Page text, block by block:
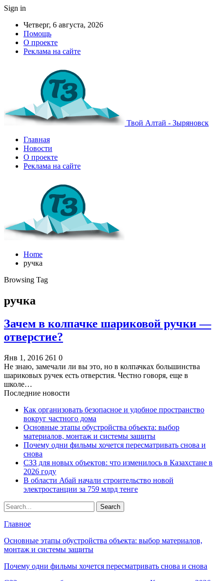
Sign in
Четверг, 6 августа, 2026
Помощь
О проекте
Реклама на сайте
Твой Алтай - Зыряновск
Главная
Новости
О проекте
Реклама на сайте
Home
ручка
Browsing Tag
ручка
Зачем в колпачке шариковой ручки —
отверстие?
Янв 1, 2016 261 0
Не знаю, замечали ли вы это, но в колпачках большинства
шариковых ручек есть отверстия. Честно говоря, еще в
школе…
Последние новости
Как организовать безопасное и удобное пространство
вокруг частного дома
Основные этапы обустройства объекта: выбор
материалов, монтаж и системы защиты
Почему одни фильмы хочется пересматривать снова и
снова
СЗЗ для новых объектов: что изменилось в Казахстане в
2026 году
В области Абай начали строительство новой
электростанции за 759 млрд тенге
Главное
Основные этапы обустройства объекта: выбор материалов,
монтаж и системы защиты
Почему одни фильмы хочется пересматривать снова и снова